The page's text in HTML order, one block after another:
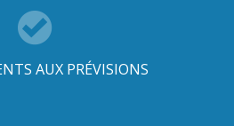
AUX PRÉVISIONS